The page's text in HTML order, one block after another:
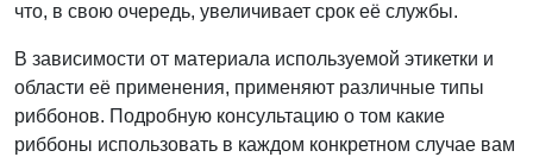
что, в свою очередь, увеличивает срок её службы.
В зависимости от материала используемой этикетки и
области её применения, применяют различные типы
риббонов. Подробную консультацию о том какие
риббоны использовать в каждом конкретном случае вам